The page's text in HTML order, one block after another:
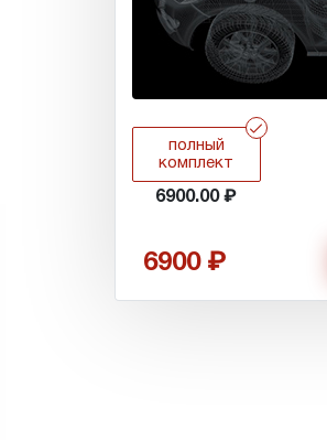
r
полный
комплект
6900.00
6900